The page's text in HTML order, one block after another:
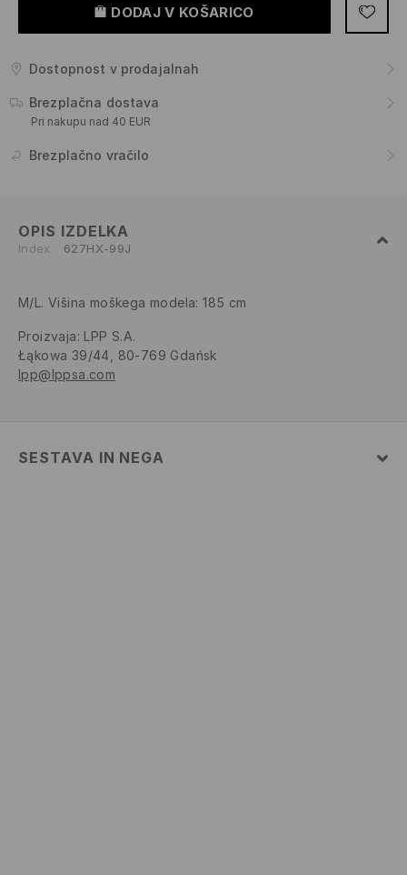
DODAJ V KOŠARICO
Dostopnost v prodajalnah
Brezplačna dostava
Pri nakupu nad 40 EUR
Brezplačno vračilo
OPIS IZDELKA
Index 627HX-99J
M/L. Višina moškega modela: 185 cm
Proizvaja: LPP S.A.
Łąkowa 39/44, 80-769 Gdańsk
lpp@lppsa.com
SESTAVA IN NEGA